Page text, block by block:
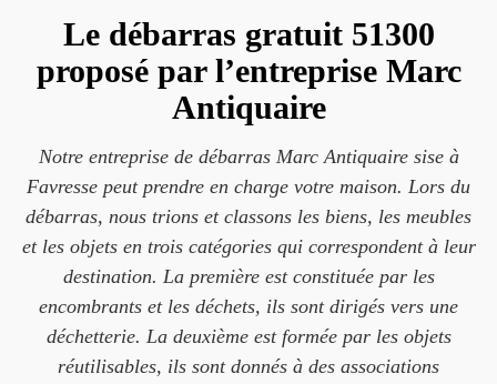
Le débarras gratuit 51300
proposé par l’entreprise Marc
Antiquaire
Notre entreprise de débarras Marc Antiquaire sise à
Favresse peut prendre en charge votre maison. Lors du
débarras, nous trions et classons les biens, les meubles
et les objets en trois catégories qui correspondent à leur
destination. La première est constituée par les
encombrants et les déchets, ils sont dirigés vers une
déchetterie. La deuxième est formée par les objets
réutilisables, ils sont donnés à des associations